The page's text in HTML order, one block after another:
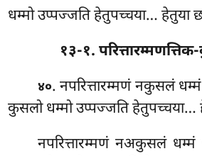
धम्मो उप्पज्जति हेतुपच्चया… हेतुया
१३-१.
४०. नपरित्तारम्मणंनकुसलं धम्मं
कुसलो धम्मो उप्पज्जति हेतुपच्चया…
नपरित्तारम्मणंनअकुसलं धम्मं